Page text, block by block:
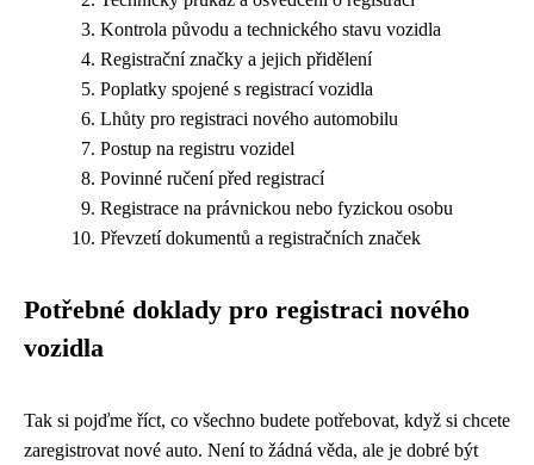
Kontrola původu a technického stavu vozidla
Registrační značky a jejich přidělení
Poplatky spojené s registrací vozidla
Lhůty pro registraci nového automobilu
Postup na registru vozidel
Povinné ručení před registrací
Registrace na právnickou nebo fyzickou osobu
Převzetí dokumentů a registračních značek
Potřebné doklady pro registraci nového
vozidla
Tak si pojďme říct, co všechno budete potřebovat, když si chcete
zaregistrovat nové auto. Není to žádná věda, ale je dobré být